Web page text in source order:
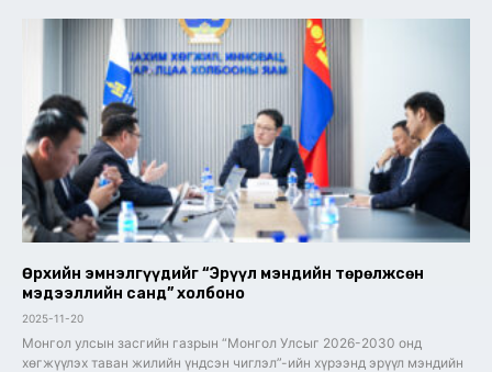
Өрхийн эмнэлгүүдийг “Эрүүл мэндийн төрөлжсөн
мэдээллийн санд” холбоно
2025-11-20
Монгол улсын засгийн газрын “Монгол Улсыг 2026-2030 онд
хөгжүүлэх таван жилийн үндсэн чиглэл”-ийн хүрээнд эрүүл мэндийн